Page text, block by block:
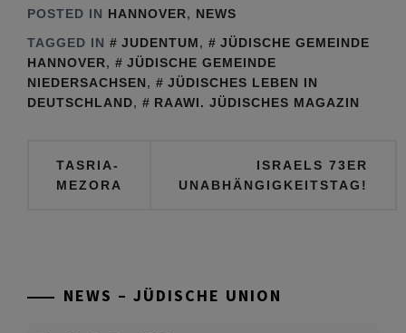
Gemeinde in
Meinung sein?
POSTED IN HANNOVER, NEWS
TAGGED IN
JUDENTUM,
JÜDISCHE GEMEINDE
HANNOVER,
JÜDISCHE GEMEINDE
NIEDERSACHSEN,
JÜDISCHES LEBEN IN
DEUTSCHLAND, RAAWI. JÜDISCHES MAGAZIN
Beitragsnavigation
TASRIA-
MEZORA
ISRAELS 73ER
UNABHÄNGIGKEITSTAG!
NEWS – JÜDISCHE UNION